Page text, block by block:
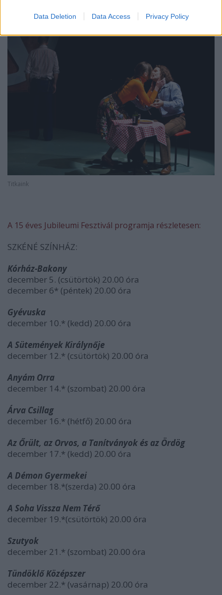
Data Deletion Data Access Privacy Policy
Titkaink
A 15 éves Jubileumi Fesztivál programja részletesen:
SZKÉNÉ SZÍNHÁZ:
Kórház-Bakony
december 5. (csütörtök) 20.00 óra
december 6* (péntek) 20.00 óra
Gyévuska
december 10.* (kedd) 20.00 óra
A Sütemények Királynője
december 12.* (csütörtök) 20.00 óra
Anyám Orra
december 14.* (szombat) 20.00 óra
Árva Csillag
december 16.* (hétfő) 20.00 óra
Az Őrült, az Orvos, a Tanítványok és az Ördög
december 17.* (kedd) 20.00 óra
A Démon Gyermekei
december 18.*(szerda) 20.00 óra
A Soha Vissza Nem Térő
december 19.*(csütörtök) 20.00 óra
Szutyok
december 21.* (szombat) 20.00 óra
Tündöklő Középszer
december 22.* (vasárnap) 20.00 óra